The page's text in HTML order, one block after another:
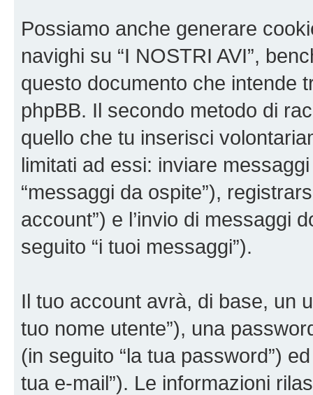
Possiamo anche generare
navighi su “I NOSTRI AVI”,
questo documento che intende
phpBB. Il secondo metodo di
quello che tu inserisci
limitati ad essi: inviare
“messaggi da ospite”),
account”) e l’invio di messaggi
seguito “i tuoi messaggi”).
Il tuo account avrà, di base, un
tuo nome utente”), una
(in seguito “la tua password”)
tua e-mail”). Le informazioni